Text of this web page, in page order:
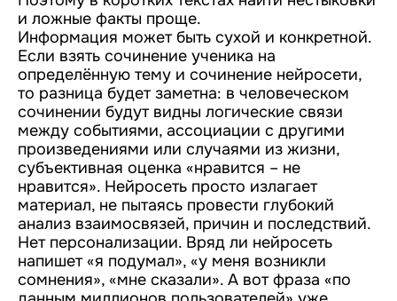
и ложные факты проще.
Информация может быть сухой и конкретной.
Если взять сочинение ученика на
определённую тему и сочинение нейросети,
то разница будет заметна: в человеческом
сочинении будут видны логические связи
между событиями, ассоциации с другими
произведениями или случаями из жизни,
субъективная оценка «нравится – не
нравится». Нейросеть просто излагает
материал, не пытаясь провести глубокий
анализ взаимосвязей, причин и последствий.
Нет персонализации. Вряд ли нейросеть
напишет «я подумал», «у меня возникли
сомнения», «мне сказали». А вот фраза «по